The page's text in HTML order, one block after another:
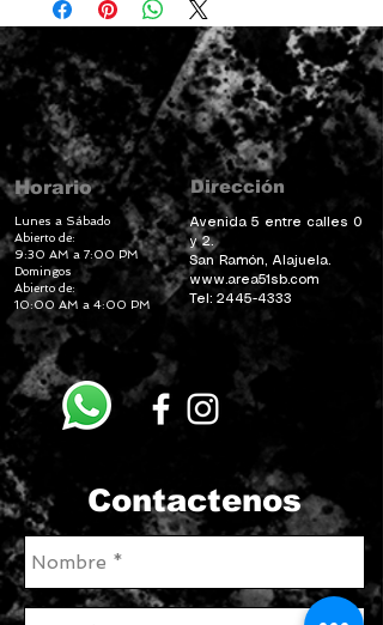
Horario
Lunes a Sábado
Abierto de:
9:30 AM a 7:00 PM
Domingos
Abierto de:
10:00 AM a 4:00 PM
Dirección
Avenida 5 entre calles 0
y 2.
San Ramón, Alajuela.
www.area51sb.com
Tel: 2445-4333
Contactenos